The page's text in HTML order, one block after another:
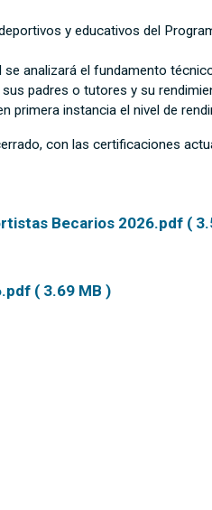
y educativos del
analizará el fundamento
padres o tutores y su
primera instancia el nivel de
con las certificaciones
Becarios 2026.pdf (
( 3.69 MB )